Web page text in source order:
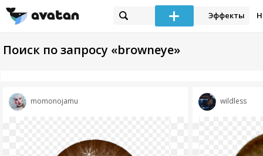
Эффекты
Поиск по запросу «browneye»
momonojamu wildless